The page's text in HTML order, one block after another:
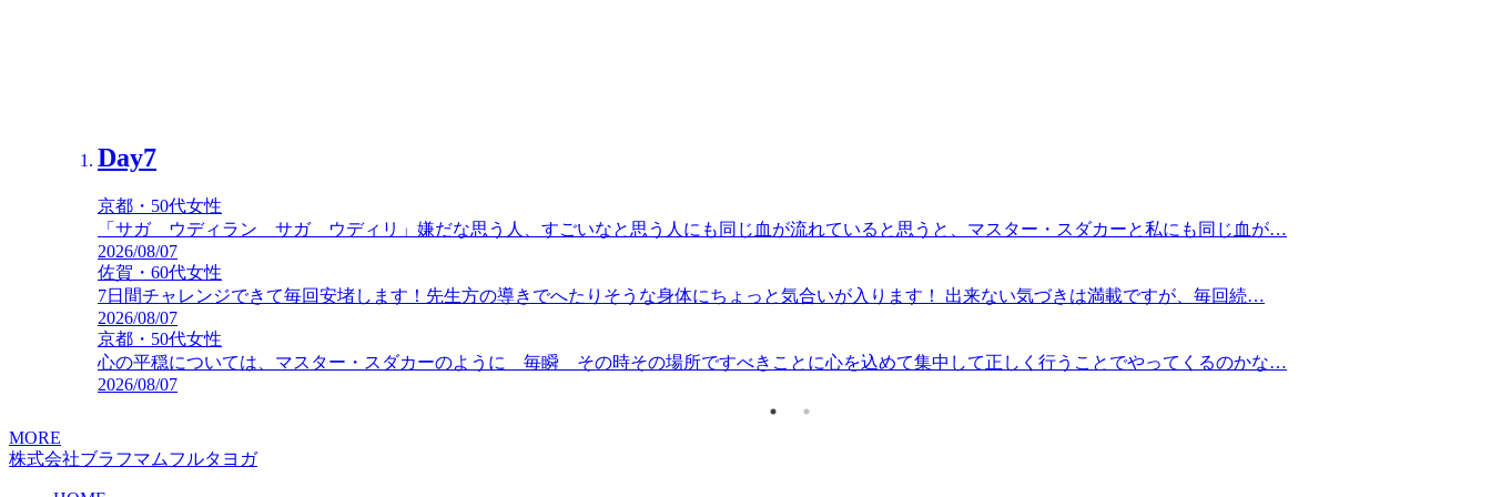
Day7
京都・50代女性
「サガ ウディラン サガ ウディリ」嫌だな思う人、すごいなと思う人にも同じ血が流れていると思うと、マスター・スダカーと私にも同じ血が…
2026/08/07
佐賀・60代女性
7日間チャレンジできて毎回安堵します！先生方の導きでへたりそうな身体にちょっと気合いが入ります！ 出来ない気づきは満載ですが、毎回続…
2026/08/07
京都・50代女性
心の平穏については、マスター・スダカーのように 毎瞬 その時その場所ですべきことに心を込めて集中して正しく行うことでやってくるのかな…
2026/08/07
Day7
北海道・60代女性
もう最終日
ヨガをすることはヨガム
私も練習を続けて小さな幸運を積み重ねていきたいです
2026/07/10
MORE
株式会社ブラフマムフルタヨガ